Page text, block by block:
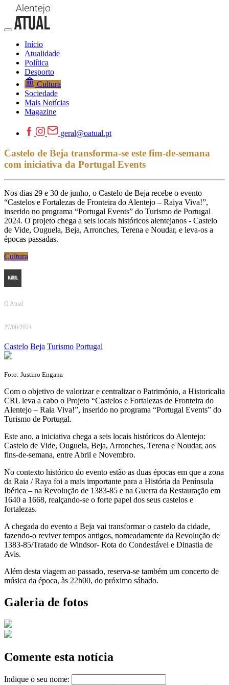
Início
Atualidade
Política
Desporto
Cultura
Sociedade
Mais Notícias
Magazine
geral@oatual.pt
Castelo de Beja transforma-se este fim-de-semana
com iniciativa da Portugal Events
Nos dias 29 e 30 de junho, o Castelo de Beja recebe o evento
“Castelos e Fortalezas de Fronteira do Alentejo – Raiya Viva!”,
inserido no programa “Portugal Events” do Turismo de Portugal
2024. O projeto chega a seis locais históricos alentejanos - Castelo
de Vide, Ouguela, Beja, Arronches, Terena e Noudar, e leva-os a
épocas passadas.
Cultura
O Atual
27/06/2024
Castelo Beja Turismo Portugal
Foto: Justino Engana
Com o objetivo de valorizar e centralizar o Património, a Historicalia
CRL leva a cabo o Projeto “Castelos e Fortalezas de Fronteira do
Alentejo – Raia Viva!”, inserido no programa “Portugal Events” do
Turismo de Portugal.
Este ano, a iniciativa chega a seis locais históricos do Alentejo:
Castelo de Vide, Ouguela, Beja, Arronches, Terena e Noudar, aos
fins-de-semana, entre Abril e Novembro.
No contexto histórico do evento estão as duas épocas em que a zona
da Raia / Raya foi a mais importante para a História da Península
Ibérica – na Revolução de 1383-85 e na Guerra da Restauração em
1640 a 1668, realçando-se o forte papel dos seus castelos e
fortalezas.
A chegada do evento a Beja vai transformar o castelo da cidade,
fazendo-o reviver tempos antigos, nomeadamente da Revolução de
1383-85/Tratado de Windsor- Rota do Condestável e Dinastia de
Avis.
Além desta viagem ao passado, reserva-se também um concerto de
música da época, às 22h00, do próximo sábado.
Galeria de fotos
Comente esta notícia
Indique o seu nome: